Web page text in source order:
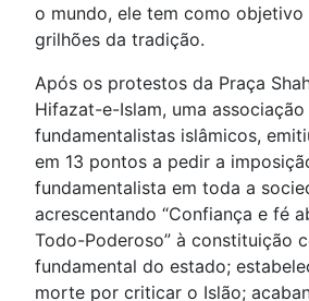
o mundo, ele tem como
grilhões da tradição.
Após os protestos da Praça
Hifazat-e-Islam, uma
fundamentalistas islâmicos,
em 13 pontos a pedir a
fundamentalista em toda a
acrescentando “Confiança e fé
Todo-Poderoso” à constituição
fundamental do estado;
morte por criticar o Islão;